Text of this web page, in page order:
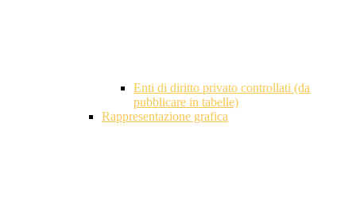
Enti di diritto privato controllati (da
pubblicare in tabelle)
Rappresentazione grafica